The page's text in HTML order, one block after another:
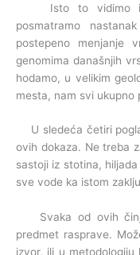
Isto to vidimo i
posmatramo
postepeno menjanje
genomima današnjih
hodamo, u velikim
mesta, nam svi ukupno
U sledeća četiri
ovih dokaza. Ne treba
sastoji iz stotina,
sve vode ka istom
Svaka od ovih
predmet rasprave.
izvor, ili u metodologiju